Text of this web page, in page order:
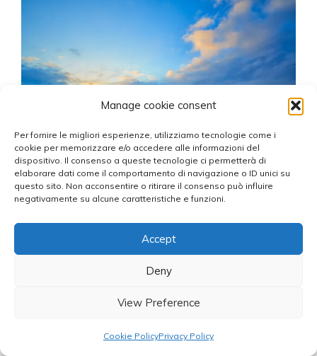
Manage cookie consent
Per fornire le migliori esperienze, utilizziamo tecnologie come i
cookie per memorizzare e/o accedere alle informazioni del
dispositivo. Il consenso a queste tecnologie ci permetterà di
elaborare dati come il comportamento di navigazione o ID unici su
questo sito. Non acconsentire o ritirare il consenso può influire
negativamente su alcune caratteristiche e funzioni.
Accept
Deny
View Preference
Cookie PolicyPrivacy Policy
Il sole a mezzanotte è uno dei fenomeni naturali più
affascinanti al mondo. Durante l’estate, nelle regioni